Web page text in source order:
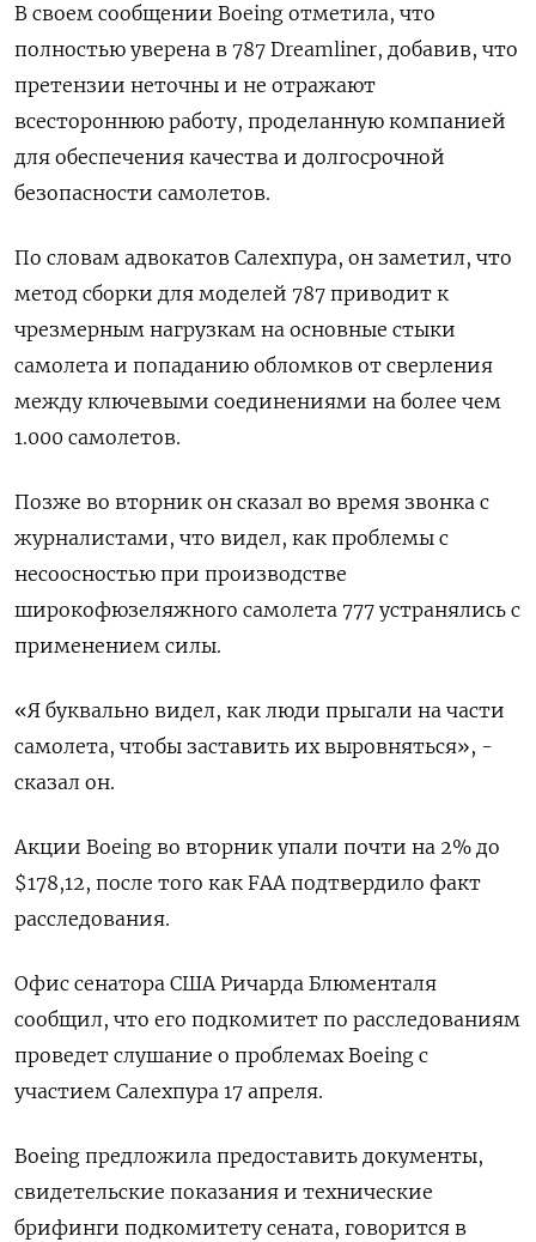
В своем сообщении Boeing отметила, что
полностью уверена в 787 Dreamliner, добавив, что
претензии неточны и не отражают
всестороннюю работу, проделанную компанией
для обеспечения качества и долгосрочной
безопасности самолетов.
По словам адвокатов Салехпура, он заметил, что
метод сборки для моделей 787 приводит к
чрезмерным нагрузкам на основные стыки
самолета и попаданию обломков от сверления
между ключевыми соединениями на более чем
1.000 самолетов.
Позже во вторник он сказал во время звонка с
журналистами, что видел, как проблемы с
несоосностью при производстве
широкофюзеляжного самолета 777 устранялись с
применением силы.
«Я буквально видел, как люди прыгали на части
самолета, чтобы заставить их выровняться», -
сказал он.
Акции Boeing во вторник упали почти на 2% до
$178,12, после того как FAA подтвердило факт
расследования.
Офис сенатора США Ричарда Блюменталя
сообщил, что его подкомитет по расследованиям
проведет слушание о проблемах Boeing с
участием Салехпура 17 апреля.
Boeing предложила предоставить документы,
свидетельские показания и технические
брифинги подкомитету сената, говорится в